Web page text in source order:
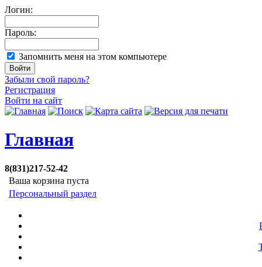
Логин:
Пароль:
Запомнить меня на этом компьютере
Забыли свой пароль?
Регистрация
Войти на сайт
Главная
8(831)217-52-42
Ваша корзина пуста
Персональный раздел